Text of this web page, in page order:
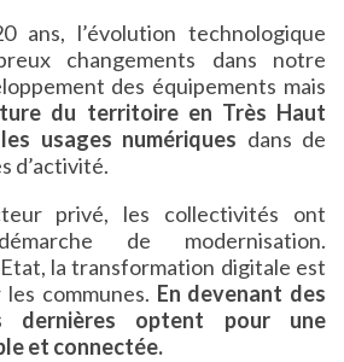
ans, l’évolution technologique
changements dans notre
des équipements mais
du territoire en Très Haut
usages numériques dans de
d’activité.
privé, les collectivités ont
de modernisation.
la transformation digitale est
communes. En devenant des
dernières optent pour une
et connectée.